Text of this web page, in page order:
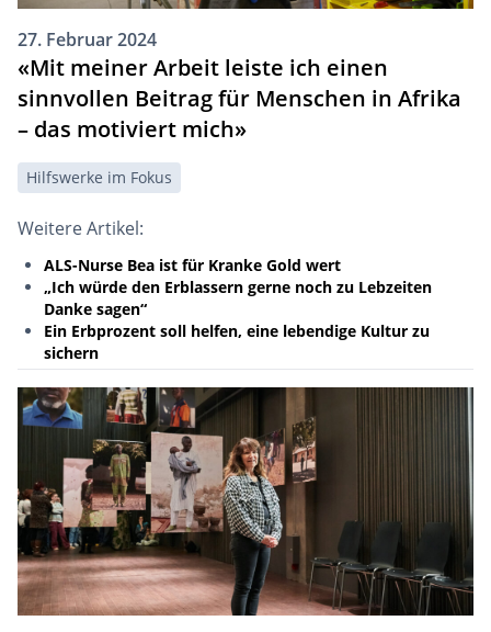
27. Februar 2024
«Mit meiner Arbeit leiste ich einen
sinnvollen Beitrag für Menschen in Afrika
– das motiviert mich»
Hilfswerke im Fokus
Weitere Artikel:
ALS-Nurse Bea ist für Kranke Gold wert
„Ich würde den Erblassern gerne noch zu Lebzeiten
Danke sagen“
Ein Erbprozent soll helfen, eine lebendige Kultur zu
sichern